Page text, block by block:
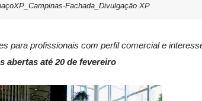
Fachada_Divulgação XP
para profissionais com perfil comercial e
abertas até 20 de fevereiro